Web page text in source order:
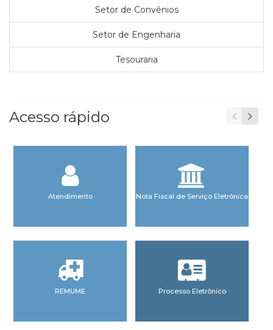
Setor de Convênios
Setor de Engenharia
Tesouraria
Acesso rápido
Atendimento Nota Fiscal de Serviço Eletrônica
REMUME Processo Eletrônico